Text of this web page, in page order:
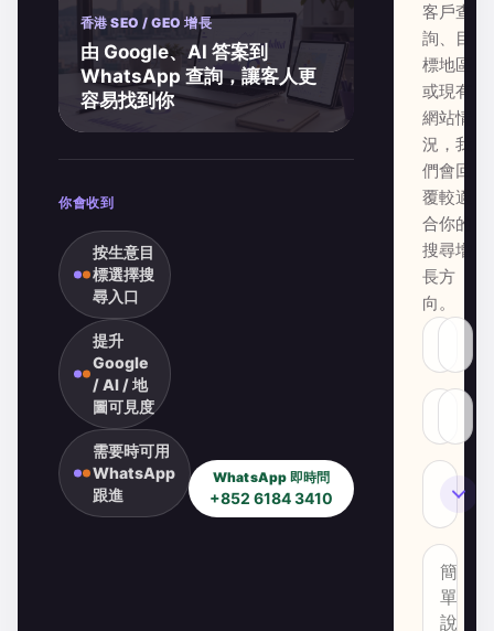
香港 SEO / GEO 增長
由 Google、AI 答案到
WhatsApp 查詢，讓客人更
容易找到你
你會收到
按生意目
標選擇搜
尋入口
提升
Google
/ AI / 地
圖可見度
需要時可用
WhatsApp
跟進
WhatsApp 即時問
+852 6184 3410
客戶查
詢、目
標地區
或現有
網站情
況，我
們會回
覆較適
合你的
搜尋增
長方
向。
SEO